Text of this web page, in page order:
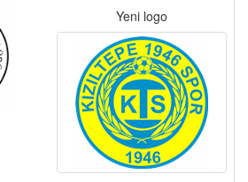
Yeni logo